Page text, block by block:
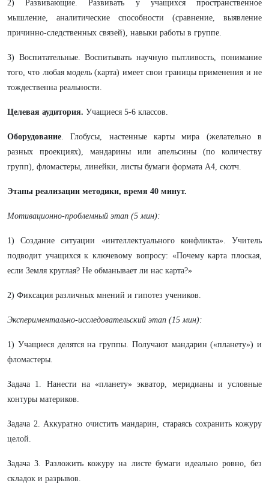
2) Развивающие. Развивать у учащихся пространственное
мышление, аналитические способности (сравнение, выявление
причинно-следственных связей), навыки работы в группе.
3) Воспитательные. Воспитывать научную пытливость, понимание
того, что любая модель (карта) имеет свои границы применения и не
тождественна реальности.
Целевая аудитория. Учащиеся 5-6 классов.
Оборудование. Глобусы, настенные карты мира (желательно в
разных проекциях), мандарины или апельсины (по количеству
групп), фломастеры, линейки, листы бумаги формата А4, скотч.
Этапы реализации методики, время 40 минут.
Мотивационно-проблемный этап (5 мин):
1) Создание ситуации «интеллектуального конфликта». Учитель
подводит учащихся к ключевому вопросу: «Почему карта плоская,
если Земля круглая? Не обманывает ли нас карта?»
2) Фиксация различных мнений и гипотез учеников.
Экспериментально-исследовательский этап (15 мин):
1) Учащиеся делятся на группы. Получают мандарин («планету») и
фломастеры.
Задача 1. Нанести на «планету» экватор, меридианы и условные
контуры материков.
Задача 2. Аккуратно очистить мандарин, стараясь сохранить кожуру
целой.
Задача 3. Разложить кожуру на листе бумаги идеально ровно, без
складок и разрывов.